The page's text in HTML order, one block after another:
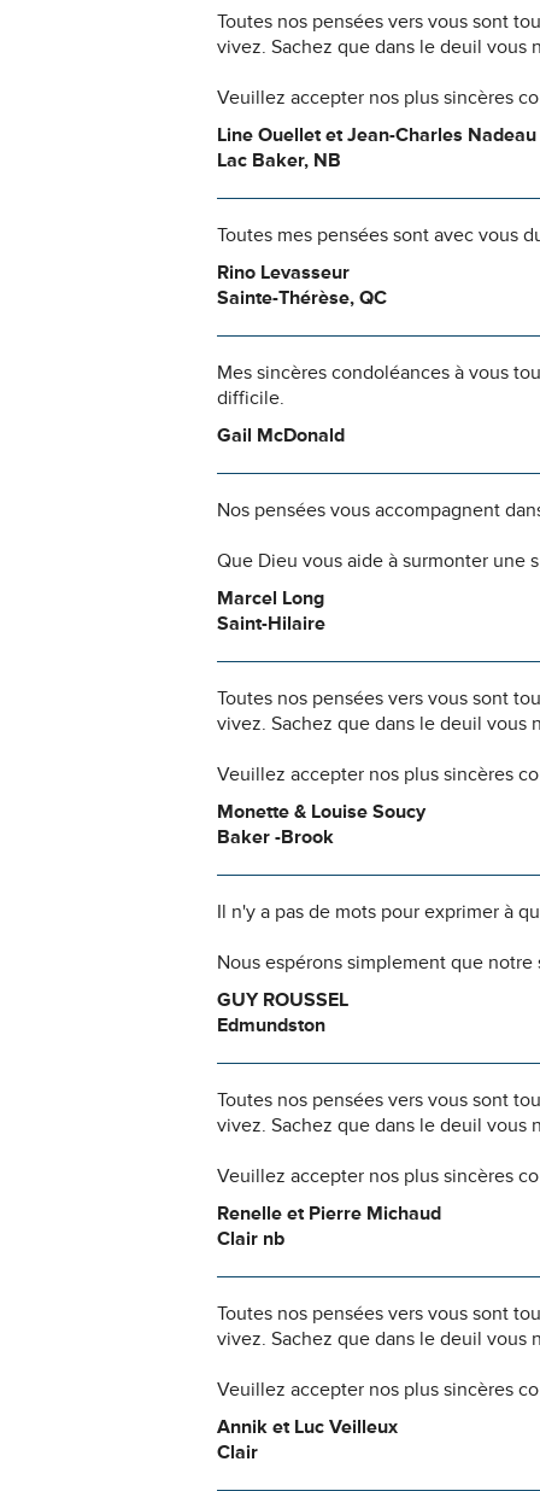
Toutes nos pensées vers vous sont
vivez. Sachez que dans le deuil vous
Veuillez accepter nos plus sincères
Line Ouellet et Jean-Charles Nadeau
Lac Baker, NB
Toutes mes pensées sont avec vous
Rino Levasseur
Sainte-Thérèse, QC
Mes sincères condoléances à vous
difficile.
Gail McDonald
Nos pensées vous accompagnent
Que Dieu vous aide à surmonter une
Marcel Long
Saint-Hilaire
Toutes nos pensées vers vous sont
vivez. Sachez que dans le deuil vous
Veuillez accepter nos plus sincères
Monette & Louise Soucy
Baker -Brook
Il n'y a pas de mots pour exprimer à
Nous espérons simplement que
GUY ROUSSEL
Edmundston
Toutes nos pensées vers vous sont
vivez. Sachez que dans le deuil vous
Veuillez accepter nos plus sincères
Renelle et Pierre Michaud
Clair nb
Toutes nos pensées vers vous sont
vivez. Sachez que dans le deuil vous
Veuillez accepter nos plus sincères
Annik et Luc Veilleux
Clair